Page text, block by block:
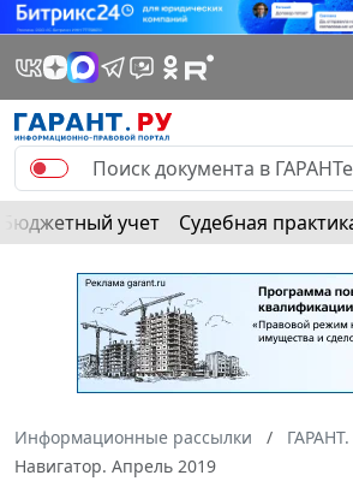
Бюджетный учет Судебная
Информационные рассылки
Навигатор. Апрель 2019